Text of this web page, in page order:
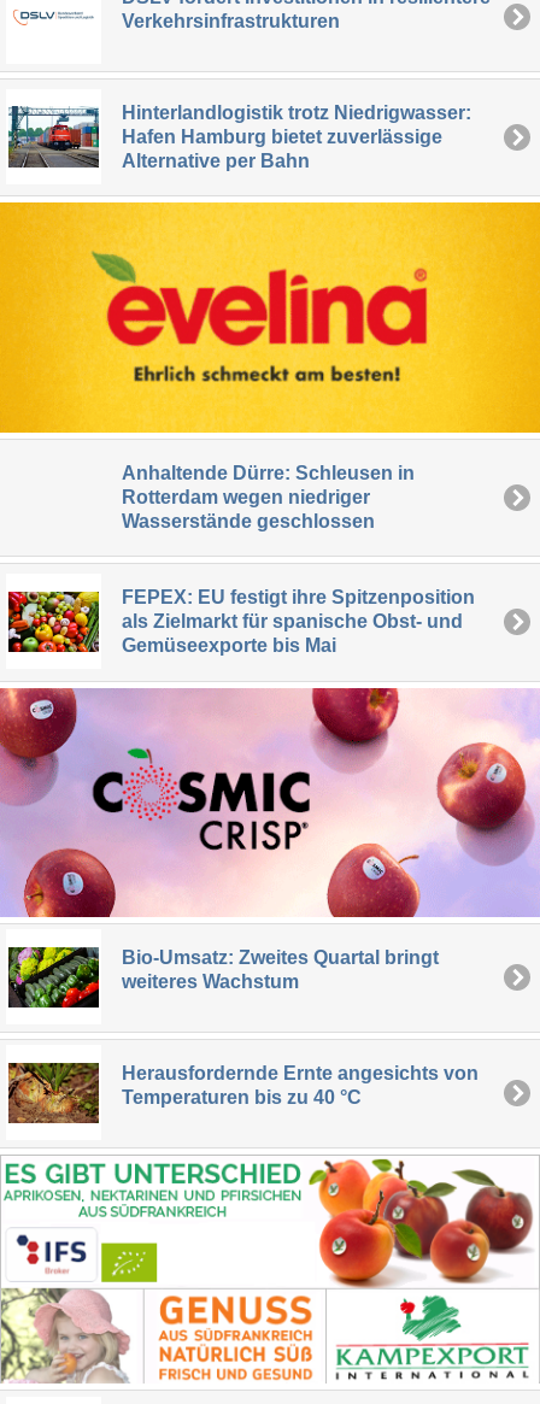
Verkehrsinfrastrukturen
Hinterlandlogistik trotz Niedrigwasser:
Hafen Hamburg bietet zuverlässige
Alternative per Bahn
Anhaltende Dürre: Schleusen in
Rotterdam wegen niedriger
Wasserstände geschlossen
FEPEX: EU festigt ihre Spitzenposition
als Zielmarkt für spanische Obst- und
Gemüseexporte bis Mai
Bio-Umsatz: Zweites Quartal bringt
weiteres Wachstum
Herausfordernde Ernte angesichts von
Temperaturen bis zu 40 °C